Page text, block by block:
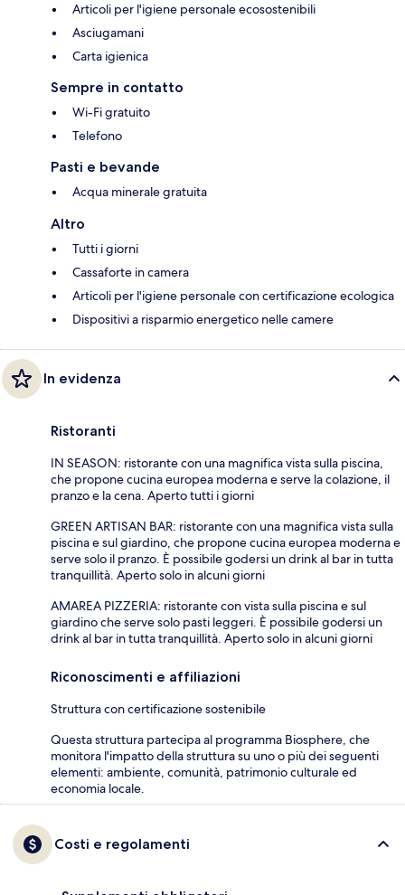
Articoli per l'igiene personale ecosostenibili
Asciugamani
Carta igienica
Sempre in contatto
Wi-Fi gratuito
Telefono
Pasti e bevande
Acqua minerale gratuita
Altro
Tutti i giorni
Cassaforte in camera
Articoli per l'igiene personale con certificazione ecologica
Dispositivi a risparmio energetico nelle camere
In evidenza
Ristoranti
IN SEASON: ristorante con una magnifica vista sulla piscina,
che propone cucina europea moderna e serve la colazione, il
pranzo e la cena. Aperto tutti i giorni
GREEN ARTISAN BAR: ristorante con una magnifica vista sulla
piscina e sul giardino, che propone cucina europea moderna e
serve solo il pranzo. È possibile godersi un drink al bar in tutta
tranquillità. Aperto solo in alcuni giorni
AMAREA PIZZERIA: ristorante con vista sulla piscina e sul
giardino che serve solo pasti leggeri. È possibile godersi un
drink al bar in tutta tranquillità. Aperto solo in alcuni giorni
Riconoscimenti e affiliazioni
Struttura con certificazione sostenibile
Questa struttura partecipa al programma Biosphere, che
monitora l'impatto della struttura su uno o più dei seguenti
elementi: ambiente, comunità, patrimonio culturale ed
economia locale.
Costi e regolamenti